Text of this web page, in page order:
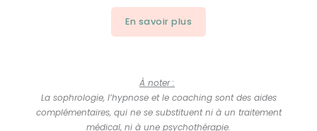
En savoir plus
À noter :
La sophrologie, l’hypnose et le coaching sont des aides
complémentaires, qui ne se substituent ni à un traitement
médical, ni à une psychothérapie.